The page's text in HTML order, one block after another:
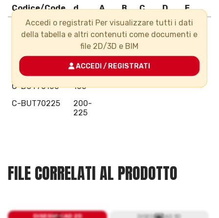
Codice/Code d A B C D E
C-BUT70075
63-
75
C-BUT70110
110
C-BUT70160
160
C-BUT70225
200-
225
Accedi o registrati Per visualizzare tutti i dati
della tabella e altri contenuti come documenti e
file 2D/3D e BIM
ACCEDI / REGISTRATI
FILE CORRELATI AL PRODOTTO